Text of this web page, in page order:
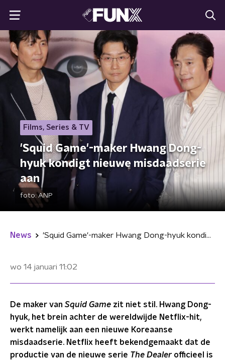
Films, Series & TV
'Squid Game'-maker Hwang Dong-
hyuk kondigt nieuwe misdaadserie
aan
foto:ANP
News 'Squid Game'-maker Hwang Dong-hyuk kondigt nieuwe misdaadserie aan
wo 14 januari 11:02
De maker van Squid Game zit niet stil. Hwang Dong-
hyuk, het brein achter de wereldwijde Netflix-hit,
werkt namelijk aan een nieuwe Koreaanse
misdaadserie. Netflix heeft bekendgemaakt dat de
productie van de nieuwe serie The Dealer officieel is